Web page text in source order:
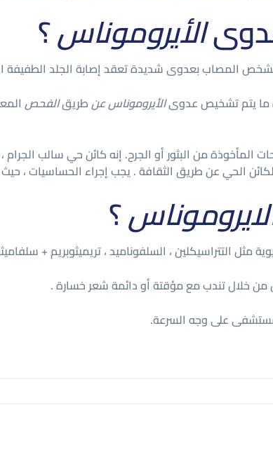
الأيروموناس؟
المصاب بعدوى شديدة تعقد إصابة الجلد الطفيفة
ما يتم تشخيص عدوىالأيروموناس عنطريقالفحص
المأخوذة من البثور أو الجرح. إنه كائن حي سالب
الحي عن طريق الثقافة . يجب إجراء الحساسيات ،
؟
مثل التتراسيكلين ، السلفوناميد ، تريميثوبريم +
من خلال تندب مع مؤقتة أو دائمة شعر خسارة .
على وجه السرعة.